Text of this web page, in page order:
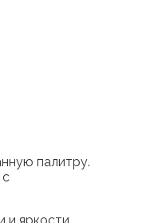
палитру.